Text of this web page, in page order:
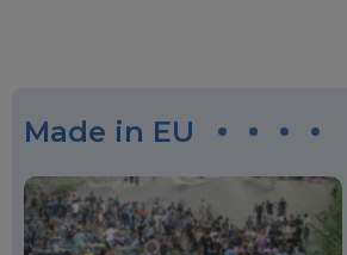
Made in EU